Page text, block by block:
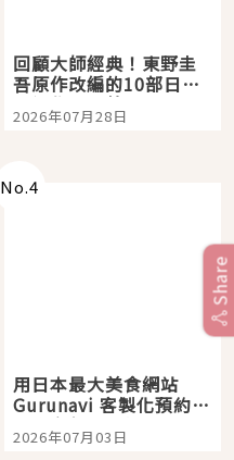
回顧大師經典！東野圭
吾原作改編的10部日本
影視作品推薦
2026年07月28日
No.4
用日本最大美食網站
Gurunavi 客製化預約九
大都市餐廳，打造專屬
美食體驗！
2026年07月03日
Share